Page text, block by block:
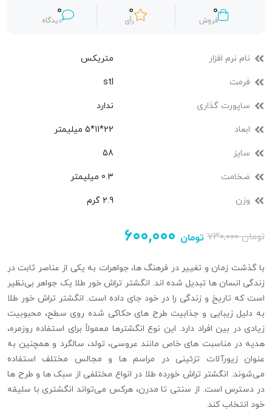
0
فروش
0
رأی
0
دیدگاه
نام نرم افزار متریکس
فرمت stl
ساپورت گذاری ندارد
ابعاد 22*11*5 میلیمتر
سایز 58
ضخامت 0.3 میلیمتر
وزن 2.9 گرم
۷۳۰,۰۰۰تومان ۶۰۰,۰۰۰ تومان
با گذشت زمان و تغییر در فرهنگ‌ ها، جواهرات به یکی از عناصر ثابت در
زندگی انسان‌ ها تبدیل شده‌ اند. انگشتر تراش خور طلا یک جواهر بی‌نظیر
است که تاریخ و زندگی را در خود جای داده است. انگشتر تراش‌ خور طلا
به دلیل زیبایی و جذابیت طرح‌ های حکاکی شده روی سطح، محبوبیت
زیادی در بین افراد دارد. این نوع انگشترها معمولاً برای استفاده روزمره،
هدیه‌ در مناسبت‌ های خاص مانند عروسی، تولد، سالگرد و همچنین به
عنوان زیورآلات تزئینی در مراسم‌ ها و مجالس مختلف استفاده
می‌شوند. انگشتر تراش خورده طلا در انواع مختلفی از سبک‌ ها و طرح‌ ها
در دسترس است. از سنتی تا مدرن، هرکس می‌تواند انگشتری با سلیقه
خود انتخاب کند.